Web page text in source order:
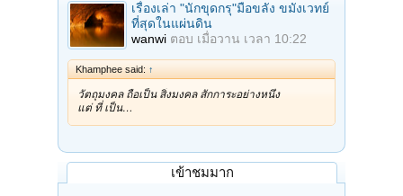
เรื่องเล่า "นักขุดกรุ"มือขลัง ขมังเวทย์
ที่สุดในแผ่นดิน
wanwi ตอบ เมื่อวาน เวลา 10:22
Khamphee said: ↑
วัตถุมงคล ถือเป็น สิ่งมงคล สักการะอย่างหนึ่ง
แต่ ที่ เป็น…
เข้าชมมาก